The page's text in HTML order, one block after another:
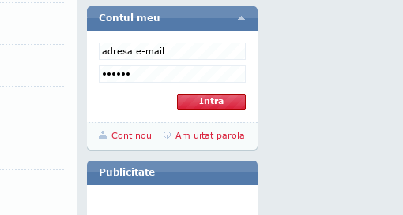
Contul meu
Cont nou Am uitat parola
Publicitate